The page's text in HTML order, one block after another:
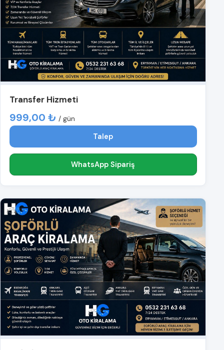
Transfer Hizmeti
999,00 ₺ / gün
Talep
WhatsApp Sipariş